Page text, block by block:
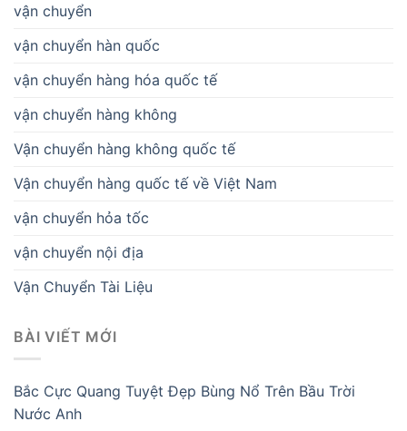
vận chuyển
vận chuyển hàn quốc
vận chuyển hàng hóa quốc tế
vận chuyển hàng không
Vận chuyển hàng không quốc tế
Vận chuyển hàng quốc tế về Việt Nam
vận chuyển hỏa tốc
vận chuyển nội địa
Vận Chuyển Tài Liệu
BÀI VIẾT MỚI
Bắc Cực Quang Tuyệt Đẹp Bùng Nổ Trên Bầu Trời
Nước Anh